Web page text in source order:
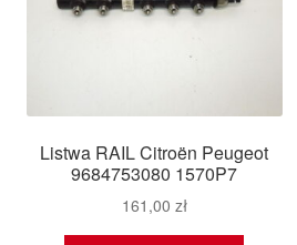
Listwa RAIL Citroën Peugeot
9684753080 1570P7
161,00 zł